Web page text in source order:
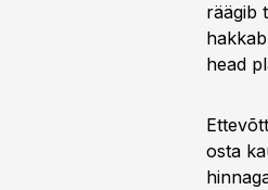
räägib
head
osta